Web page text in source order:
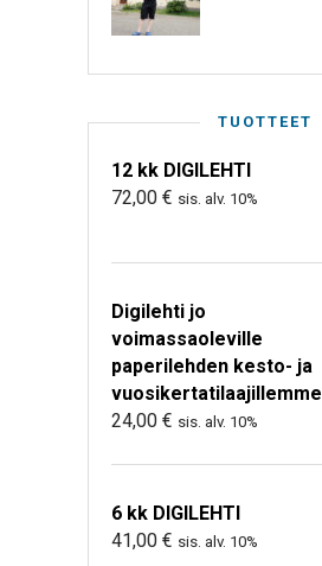
TUOTTEET
12 kk DIGILEHTI
72,00 € sis. alv. 10%
Digilehti jo
voimassaoleville
paperilehden kesto- ja
vuosikertatilaajillemme
24,00 € sis. alv. 10%
6 kk DIGILEHTI
41,00 € sis. alv. 10%